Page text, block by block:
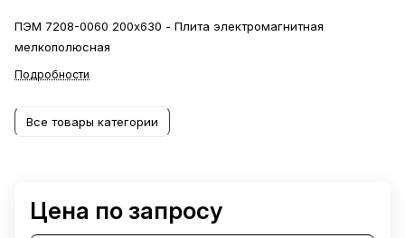
ПЭМ 7208-0060 200х630 - Плита электромагнитная
мелкополюсная
Подробности
Все товары категории
Цена по запросу